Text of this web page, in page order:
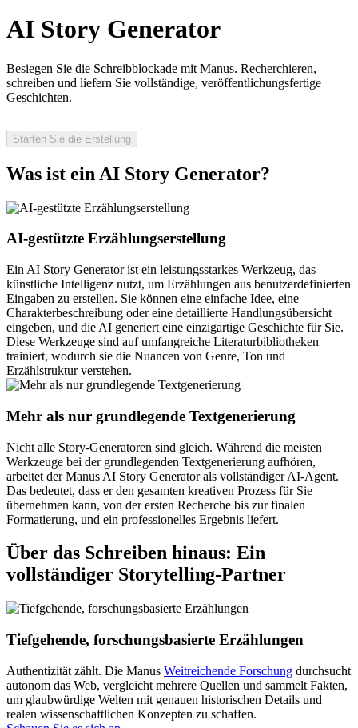
AI Story Generator
Besiegen Sie die Schreibblockade mit Manus. Recherchieren,
schreiben und liefern Sie vollständige, veröffentlichungsfertige
Geschichten.
Starten Sie die Erstellung
Was ist ein AI Story Generator?
AI-gestützte Erzählungserstellung
Ein AI Story Generator ist ein leistungsstarkes Werkzeug, das
künstliche Intelligenz nutzt, um Erzählungen aus benutzerdefinierten
Eingaben zu erstellen. Sie können eine einfache Idee, eine
Charakterbeschreibung oder eine detaillierte Handlungsübersicht
eingeben, und die AI generiert eine einzigartige Geschichte für Sie.
Diese Werkzeuge sind auf umfangreiche Literaturbibliotheken
trainiert, wodurch sie die Nuancen von Genre, Ton und
Erzählstruktur verstehen.
Mehr als nur grundlegende Textgenerierung
Nicht alle Story-Generatoren sind gleich. Während die meisten
Werkzeuge bei der grundlegenden Textgenerierung aufhören,
arbeitet der Manus AI Story Generator als vollständiger AI-Agent.
Das bedeutet, dass er den gesamten kreativen Prozess für Sie
übernehmen kann, von der ersten Recherche bis zur finalen
Formatierung, und ein professionelles Ergebnis liefert.
Über das Schreiben hinaus: Ein
vollständiger Storytelling-Partner
Tiefgehende, forschungsbasierte Erzählungen
Authentizität zählt. Die Manus Weitreichende Forschung durchsucht
autonom das Web, vergleicht mehrere Quellen und sammelt Fakten,
um glaubwürdige Welten mit genauen historischen Details und
realen wissenschaftlichen Konzepten zu schaffen.